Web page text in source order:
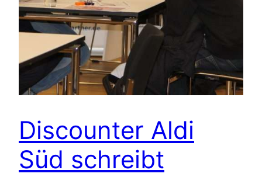
Discounter Aldi
Süd schreibt